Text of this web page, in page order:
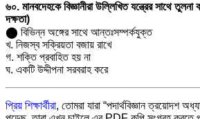
৬০. মানবদেহকে বিজ্ঞানীরা উল্লিখিত যন্ত্রের সাথে
দক্ষতা)
⬤ বিভিন্ন অঙ্গের সাথে আন্তঃসম্পর্কযুক্ত
খ. নিজস্ব সক্রিয়তা বজায় রাখে
গ. শক্তি প্রবাহিত হয় না
ঘ. একটি উদ্দীপনা সরবরাহ করে
প্রিয় শিক্ষার্থীরা, তোমরা যারা “পদার্থবিজ্ঞান ত্রয়োদশ